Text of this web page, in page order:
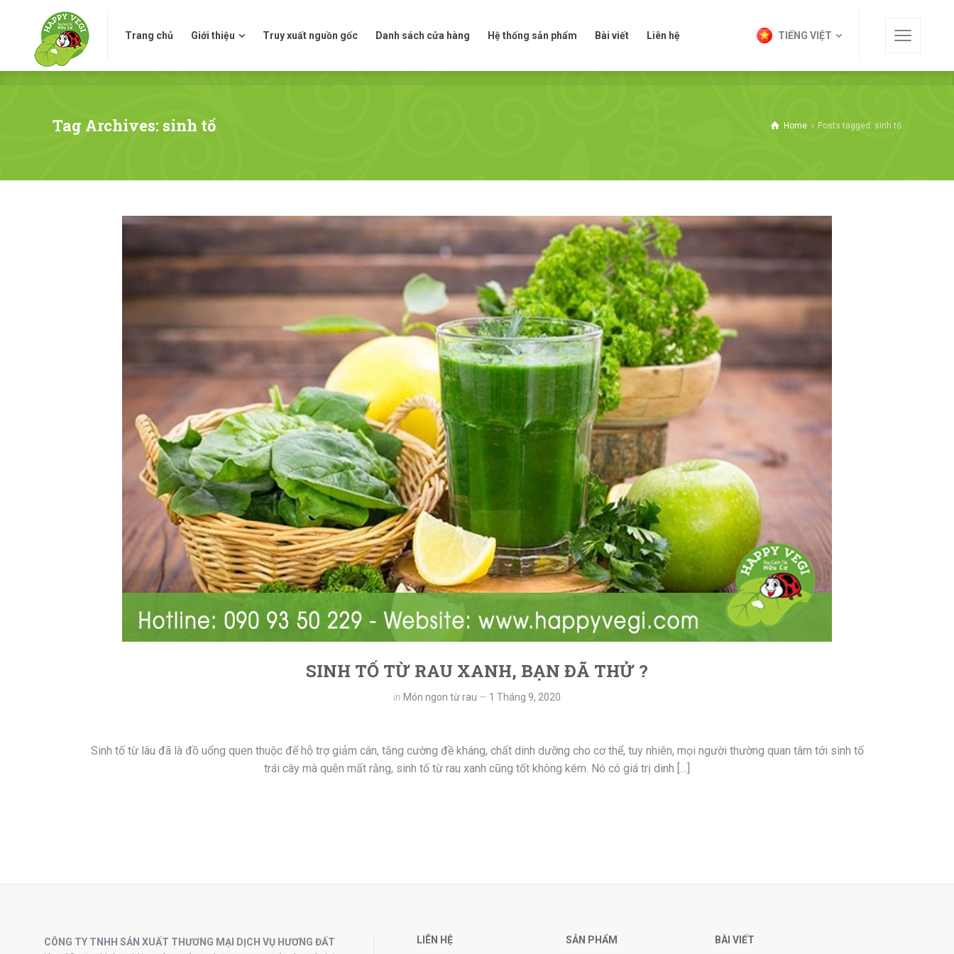
Trang chủ Giới thiệu Truy xuất nguồn gốc Danh sách cửa hàng Hệ thống sản phẩm Bài viết Liên hệ TIẾNG VIỆT
Tag Archives: sinh tố Home Posts tagged: sinh tố
SINH TỐ TỪ RAU XANH, BẠN ĐÃ THỬ ?
in Món ngon từ rau 1 Tháng 9, 2020
Sinh tố từ lâu đã là đồ uống quen thuộc để hỗ trợ giảm cân, tăng cường đề kháng, chất dinh dưỡng cho cơ thể, tuy nhiên, mọi người thường quan tâm tới sinh tố
trái cây mà quên mất rằng, sinh tố từ rau xanh cũng tốt không kém. Nó có giá trị dinh […]
CÔNG TY TNHH SẢN XUẤT THƯƠNG MẠI DỊCH VỤ HƯƠNG ĐẤT
LIÊN HỆ SẢN PHẨM BÀI VIẾT